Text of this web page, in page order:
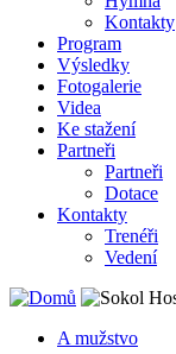
Kontakty
Program
Výsledky
Fotogalerie
Videa
Ke stažení
Partneři
Partneři
Dotace
Kontakty
Trenéři
Vedení
A mužstvo